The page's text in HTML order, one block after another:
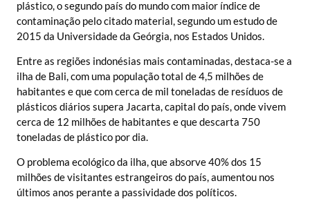
plástico, o segundo país do mundo com maior índice de
contaminação pelo citado material, segundo um estudo de
2015 da Universidade da Geórgia, nos Estados Unidos.
Entre as regiões indonésias mais contaminadas, destaca-se a
ilha de Bali, com uma população total de 4,5 milhões de
habitantes e que com cerca de mil toneladas de resíduos de
plásticos diários supera Jacarta, capital do país, onde vivem
cerca de 12 milhões de habitantes e que descarta 750
toneladas de plástico por dia.
O problema ecológico da ilha, que absorve 40% dos 15
milhões de visitantes estrangeiros do país, aumentou nos
últimos anos perante a passividade dos políticos.